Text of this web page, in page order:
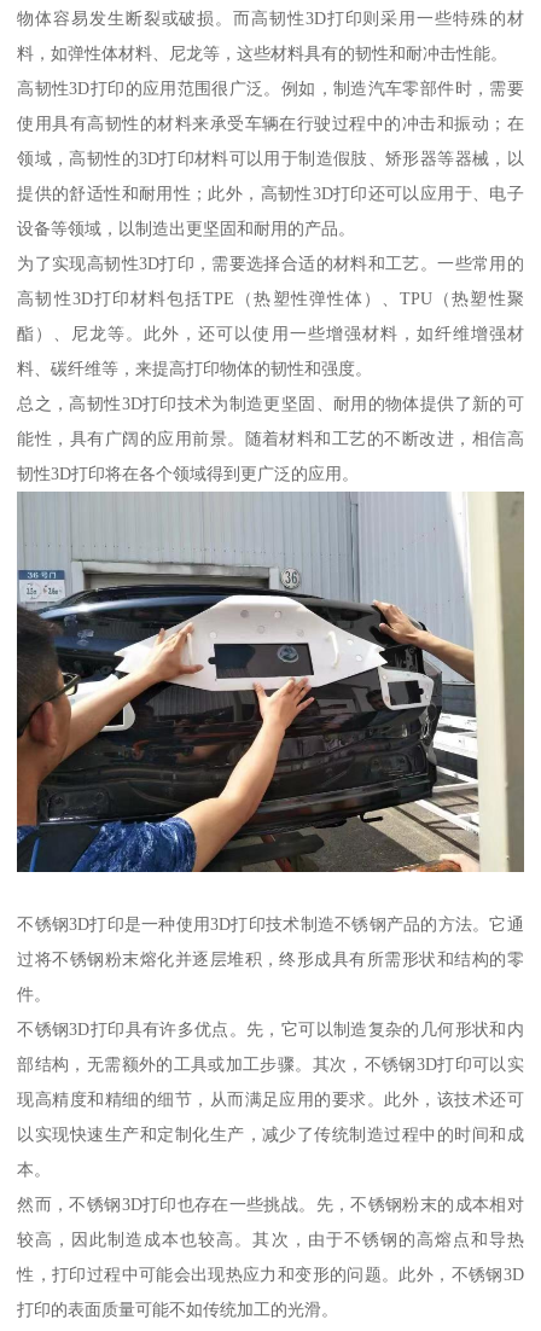
物体容易发生断裂或破损。而高韧性3D打印则采用一些特殊的材
料，如弹性体材料、尼龙等，这些材料具有的韧性和耐冲击性能。
高韧性3D打印的应用范围很广泛。例如，制造汽车零部件时，需要
使用具有高韧性的材料来承受车辆在行驶过程中的冲击和振动；在
领域，高韧性的3D打印材料可以用于制造假肢、矫形器等器械，以
提供的舒适性和耐用性；此外，高韧性3D打印还可以应用于、电子
设备等领域，以制造出更坚固和耐用的产品。
为了实现高韧性3D打印，需要选择合适的材料和工艺。一些常用的
高韧性3D打印材料包括TPE（热塑性弹性体）、TPU（热塑性聚
酯）、尼龙等。此外，还可以使用一些增强材料，如纤维增强材
料、碳纤维等，来提高打印物体的韧性和强度。
总之，高韧性3D打印技术为制造更坚固、耐用的物体提供了新的可
能性，具有广阔的应用前景。随着材料和工艺的不断改进，相信高
韧性3D打印将在各个领域得到更广泛的应用。
不锈钢3D打印是一种使用3D打印技术制造不锈钢产品的方法。它通
过将不锈钢粉末熔化并逐层堆积，终形成具有所需形状和结构的零
件。
不锈钢3D打印具有许多优点。先，它可以制造复杂的几何形状和内
部结构，无需额外的工具或加工步骤。其次，不锈钢3D打印可以实
现高精度和精细的细节，从而满足应用的要求。此外，该技术还可
以实现快速生产和定制化生产，减少了传统制造过程中的时间和成
本。
然而，不锈钢3D打印也存在一些挑战。先，不锈钢粉末的成本相对
较高，因此制造成本也较高。其次，由于不锈钢的高熔点和导热
性，打印过程中可能会出现热应力和变形的问题。此外，不锈钢3D
打印的表面质量可能不如传统加工的光滑。